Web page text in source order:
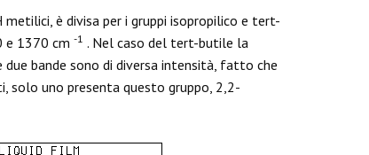
è divisa per i gruppi isopropilico e tert-
e 1370 cm -1 . Nel caso del tert-butile la
bande sono di diversa intensità, fatto che
solo uno presenta questo gruppo, 2,2-